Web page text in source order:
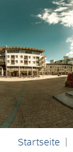
Startseite